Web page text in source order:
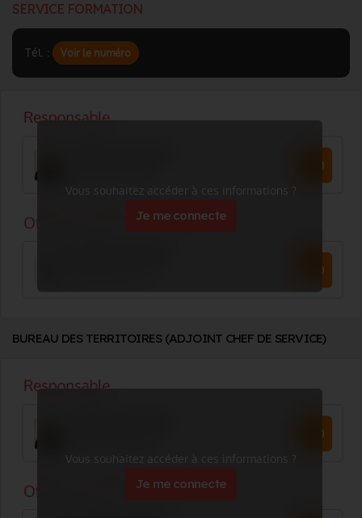
SERVICE FORMATION
Tél. : Voir le numéro
Vous souhaitez accéder à ces informations ?
Je me connecte
BUREAU DES TERRITOIRES (ADJOINT CHEF DE SERVICE)
Vous souhaitez accéder à ces informations ?
Je me connecte